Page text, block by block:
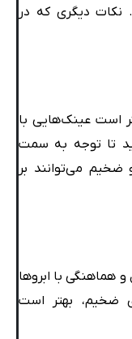
نکات دیگری که در
است عینک‌هایی با
تا توجه به سمت
می‌توانند بر
هماهنگی با ابروها
ضخیم، بهتر است